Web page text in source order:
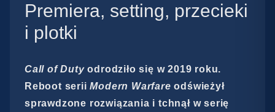
Premiera, setting, przecieki
i plotki
Call of Dutyodrodziło się w 2019 roku.
Reboot seriiModern Warfare odświeżył
sprawdzone rozwiązania i tchnął w serię